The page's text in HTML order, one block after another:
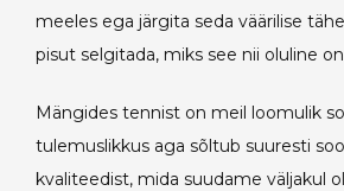
meeles ega järgita seda väärilise
pisut selgitada, miks see nii oluline
Mängides tennist on meil loomulik
tulemuslikkus aga sõltub suuresti
kvaliteedist, mida suudame väljakul